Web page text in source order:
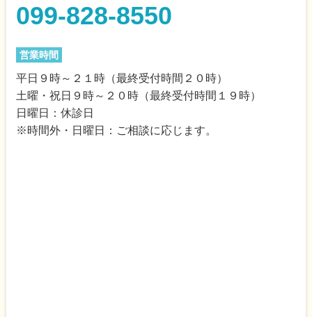
099-828-8550
営業時間
平日９時～２１時（最終受付時間２０時）
土曜・祝日９時～２０時（最終受付時間１９時）
日曜日：休診日
※時間外・日曜日：ご相談に応じます。